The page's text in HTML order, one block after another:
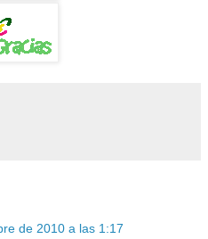
de 2010 a las 1:17